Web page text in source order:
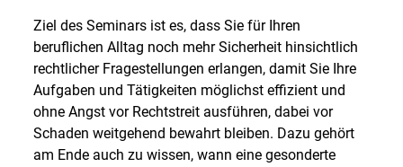
Ziel des Seminars ist es, dass Sie für Ihren
beruflichen Alltag noch mehr Sicherheit hinsichtlich
rechtlicher Fragestellungen erlangen, damit Sie Ihre
Aufgaben und Tätigkeiten möglichst effizient und
ohne Angst vor Rechtstreit ausführen, dabei vor
Schaden weitgehend bewahrt bleiben. Dazu gehört
am Ende auch zu wissen, wann eine gesonderte